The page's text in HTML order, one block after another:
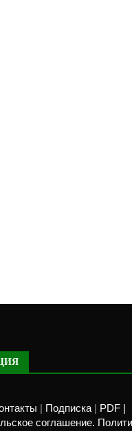
Подписка
PDF |
соглашение.